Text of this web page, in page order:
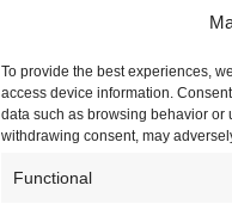
To provide the best experiences,
access device information.
data such as browsing behavior or
withdrawing consent, may
Functional